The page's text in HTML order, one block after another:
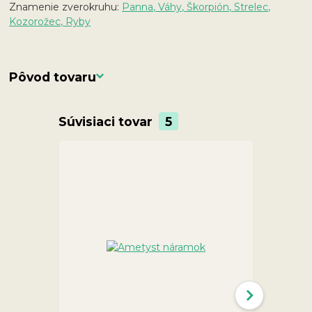
Znamenie zverokruhu: Panna, Váhy, Škorpión, Strelec,
Kozorožec, Ryby
Pôvod tovaru
Súvisiaci tovar 5